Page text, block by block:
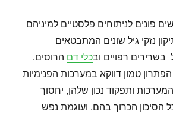
פונים לניתוחים פלסטיים למיניהם
נזקי גיל שונים המתבטאים
בשרירים רפויים ובכלי דם הרוסים.
טמון דווקא במערכות הפנימיות
ותפקוד נכון שלהן, יחסוך
הסיכון הכרוך בהם, ועוגמת נפש